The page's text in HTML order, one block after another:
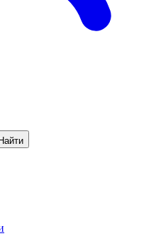
Найти